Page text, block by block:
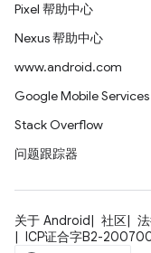
Pixel 帮助中心
Nexus 帮助中心
www.android.com
Google Mobile Services
Stack Overflow
问题跟踪器
关于 Android 社区
ICP证合字B2-